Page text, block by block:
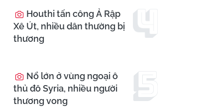
Houthi tấn công Ả Rập
Xê Út, nhiều dân thường bị
thương
Nổ lớn ở vùng ngoại ô
thủ đô Syria, nhiều người
thương vong